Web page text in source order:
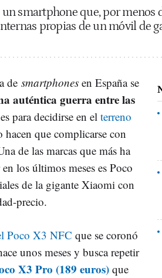
un smartphone que, por menos
propias de un móvil de
de smartphones en España se
auténtica guerra entre las
para decidirse en el terreno
hacen que complicarse con
de las marcas que más ha
los últimos meses es Poco
de la gigante Xiaomi con
precio.
Poco X3 NFC que se coronó
unos meses y busca repetir
X3 Pro (189 euros) que